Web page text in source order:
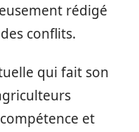
rédigé
conflits.
qui fait son
et